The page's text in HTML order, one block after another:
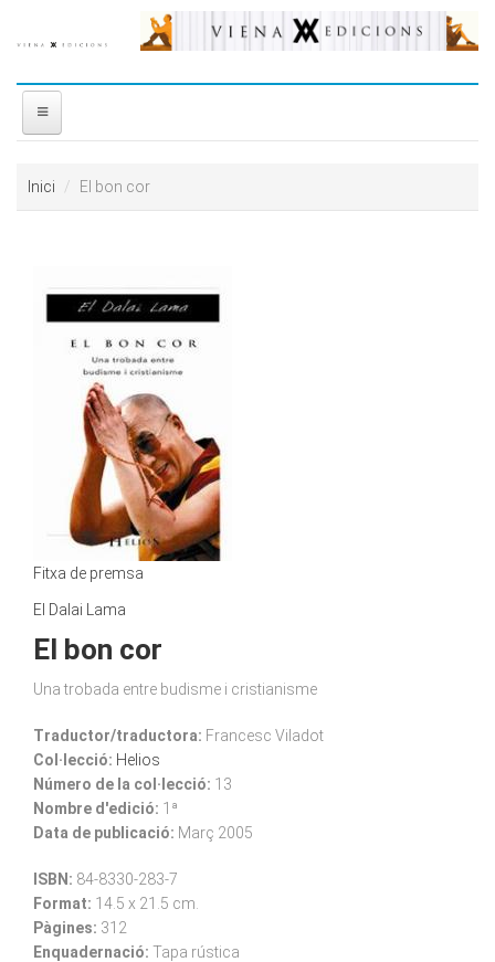
PREMIS
CONTACTE
Inici El bon cor
Fitxa de premsa
El Dalai Lama
El bon cor
Una trobada entre budisme i cristianisme
Traductor/traductora: Francesc Viladot
Col·lecció: Helios
Número de la col·lecció: 13
Nombre d'edició: 1ª
Data de publicació: Març 2005
ISBN: 84-8330-283-7
Format: 14.5 x 21.5 cm.
Pàgines: 312
Enquadernació: Tapa rústica